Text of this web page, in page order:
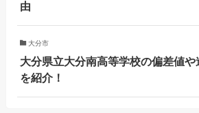
由
大分市
大分県立大分南高等学校の偏差値
を紹介！